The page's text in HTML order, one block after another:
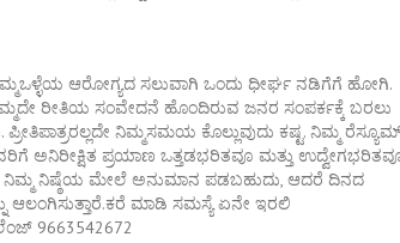
ಆರೋಗ್ಯದ ಸಲುವಾಗಿ ಒಂದು ಧೀರ್ಘ ನಡಿಗೆಗೆ ಹೋಗಿ.
ರೀತಿಯ ಸಂವೇದನೆ ಹೊಂದಿರುವ ಜನರ ಸಂಪರ್ಕಕ್ಕೆ ಬರಲು
ನಿಮ್ಮಸಮಯ ಕೊಲ್ಲುವುದು ಕಷ್ಟ. ನಿಮ್ಮ
ಅನಿರೀಕ್ಷಿತ ಪ್ರಯಾಣ ಒತ್ತಡಭರಿತವೂ ಮತ್ತು
ನಿಮ್ಮ ನಿಷ್ಠೆಯ ಮೇಲೆ ಅನುಮಾನ ಪಡಬಹುದು, ಆದರೆ ದಿನದ
ಆಲಂಗಿಸುತ್ತಾರೆ.ಕರೆ ಮಾಡಿ ಸಮಸ್ಯೆ ಏನೇ ಇರಲಿ
9663542672